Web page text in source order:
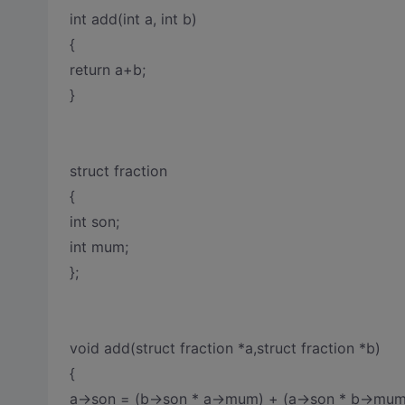
int add(int a, int b)
{
return a+b;
}
struct fraction
{
int son;
int mum;
};
void add(struct fraction *a,struct fraction *b)
{
a->son = (b->son * a->mum) + (a->son * b-